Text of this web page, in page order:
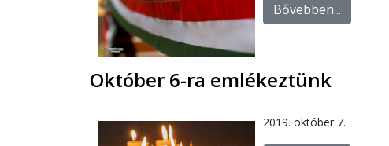
Bővebben...
Október 6-ra emlékeztünk
2019. október 7.